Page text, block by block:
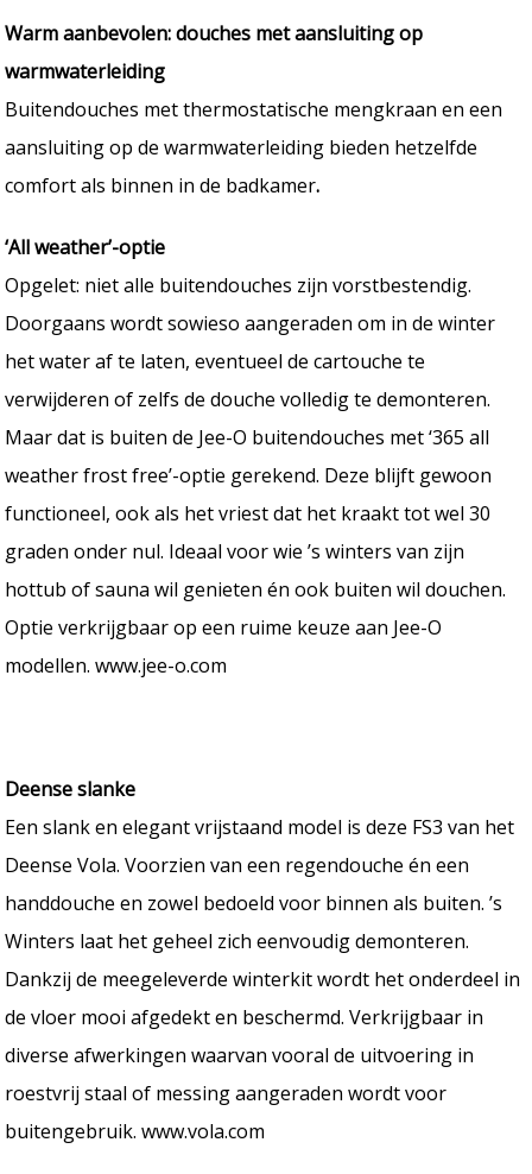
Warm aanbevolen: douches met aansluiting op
warmwaterleiding
Buitendouches met thermostatische mengkraan en een
aansluiting op de warmwaterleiding bieden hetzelfde
comfort als binnen in de badkamer.
‘All weather’-optie
Opgelet: niet alle buitendouches zijn vorstbestendig.
Doorgaans wordt sowieso aangeraden om in de winter
het water af te laten, eventueel de cartouche te
verwijderen of zelfs de douche volledig te demonteren.
Maar dat is buiten de Jee-O buitendouches met ‘365 all
weather frost free’-optie gerekend. Deze blijft gewoon
functioneel, ook als het vriest dat het kraakt tot wel 30
graden onder nul. Ideaal voor wie ’s winters van zijn
hottub of sauna wil genieten én ook buiten wil douchen.
Optie verkrijgbaar op een ruime keuze aan Jee-O
modellen. www.jee-o.com
Deense slanke
Een slank en elegant vrijstaand model is deze FS3 van het
Deense Vola. Voorzien van een regendouche én een
handdouche en zowel bedoeld voor binnen als buiten. ’s
Winters laat het geheel zich eenvoudig demonteren.
Dankzij de meegeleverde winterkit wordt het onderdeel in
de vloer mooi afgedekt en beschermd. Verkrijgbaar in
diverse afwerkingen waarvan vooral de uitvoering in
roestvrij staal of messing aangeraden wordt voor
buitengebruik. www.vola.com